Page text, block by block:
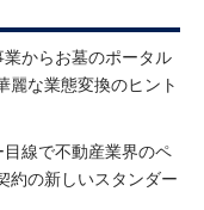
からお墓のポータル
な業態変換のヒント
線で不動産業界のペ
約の新しいスタンダー